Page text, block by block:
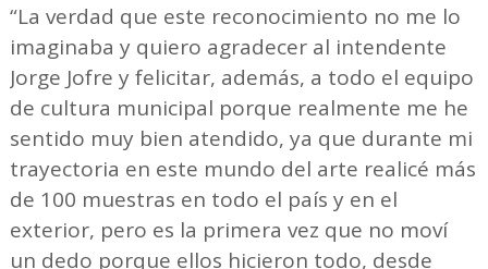
“La verdad que este reconocimiento no me lo
imaginaba y quiero agradecer al intendente
Jorge Jofre y felicitar, además, a todo el equipo
de cultura municipal porque realmente me he
sentido muy bien atendido, ya que durante mi
trayectoria en este mundo del arte realicé más
de 100 muestras en todo el país y en el
exterior, pero es la primera vez que no moví
un dedo porque ellos hicieron todo, desde